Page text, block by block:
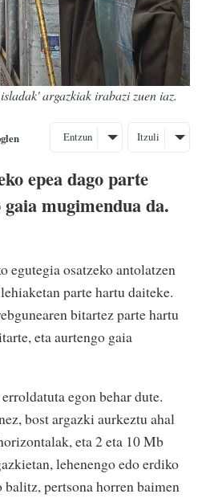
argazkiak irabazi zuen iaz.
Entzun Itzuli
epea dago parte
mugimendua da.
egutegia osatzeko antolatzen
parte hartu daiteke.
bitartez parte hartu
eta aurtengo gaia
egon behar dute.
bost argazki aurkeztu ahal
eta 2 eta 10 Mb
lehenengo edo erdiko
pertsona horren baimen